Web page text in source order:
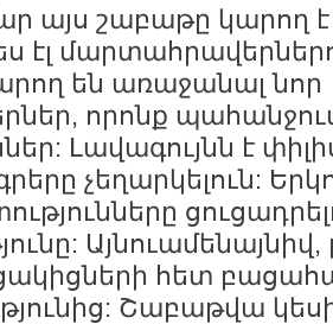
այս շաբաթը կարող է
էլ
են առաջանալ նոր
որոնք
Լավագույնն է
չեղարկելուն:
Այնուամենայնիվ,
հետ
Շաբաթվա